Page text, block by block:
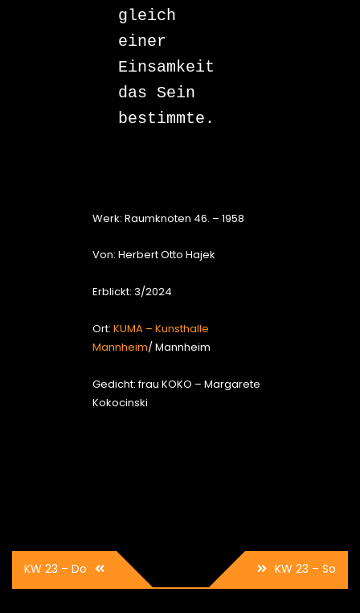
gleich
einer
Einsamkeit
das Sein
bestimmte.
Werk: Raumknoten 46. – 1958
Von: Herbert Otto Hajek
Erblickt: 3/2024
Ort: KUMA – Kunsthalle
Mannheim/ Mannheim
Gedicht: frau KOKO – Margarete
Kokocinski
Beitrags-
Navigation
KW 23 – Do KW 23 – So